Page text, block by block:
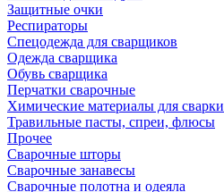
Защитные очки
Респираторы
Спецодежда для сварщиков
Одежда сварщика
Обувь сварщика
Перчатки сварочные
Химические материалы для сварки
Травильные пасты, спреи, флюсы
Прочее
Сварочные шторы
Сварочные занавесы
Сварочные полотна и одеяла